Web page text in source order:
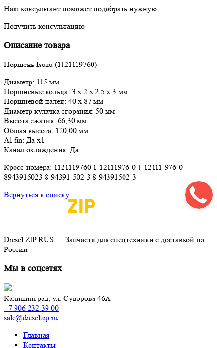
Наш консультант поможет подобрать нужную
Получить консультацию
Описание товара
Поршень Isuzu (1121119760)
Диаметр: 115 мм
Поршневые кольца: 3 x 2 x 2,5 x 3 мм
Поршневой палец: 40 x 87 мм
Диаметр кулачка сгорания: 50 мм
Высота сжатия: 66,30 мм
Общая высота: 120,00 мм
Al-fin: Да x1
Канал охлаждения: Да
Кросс-номера: 1121119760 1-12111976-0 1-12111-976-0
8943915023 8-94391-502-3 8-94391502-3
Вернуться к списку
Diesel ZIP RUS — Запчасти для спецтехники с доставкой по
России
Мы в соцсетях
Калининград, ул. Суворова 46А
+7 906 232 39 00
sale@dieselzip.ru
Главная
Контакты